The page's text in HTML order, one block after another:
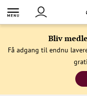
Bliv
Få adgang til endnu